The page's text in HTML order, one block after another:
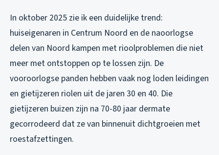
In oktober 2025 zie ik een duidelijke trend:
huiseigenaren in Centrum Noord en de naoorlogse
delen van Noord kampen met rioolproblemen die niet
meer met ontstoppen op te lossen zijn. De
vooroorlogse panden hebben vaak nog loden leidingen
en gietijzeren riolen uit de jaren 30 en 40. Die
gietijzeren buizen zijn na 70-80 jaar dermate
gecorrodeerd dat ze van binnenuit dichtgroeien met
roestafzettingen.